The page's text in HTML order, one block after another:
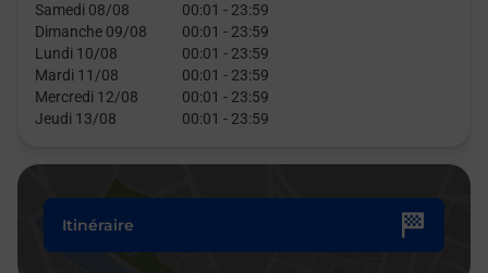
Samedi 08/08
00:01 - 23:59
Dimanche 09/08
00:01 - 23:59
Lundi 10/08
00:01 - 23:59
Mardi 11/08
00:01 - 23:59
Mercredi 12/08
00:01 - 23:59
Jeudi 13/08
00:01 - 23:59
Itinéraire